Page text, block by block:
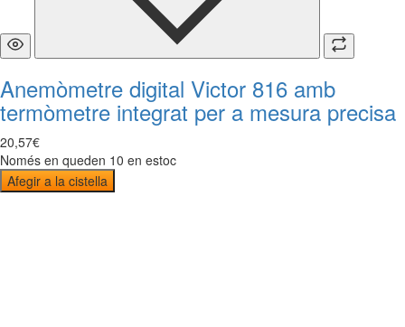
Anemòmetre digital Victor 816 amb
termòmetre integrat per a mesura precisa
20,57€
Només en queden 10 en estoc
Afegir a la cistella